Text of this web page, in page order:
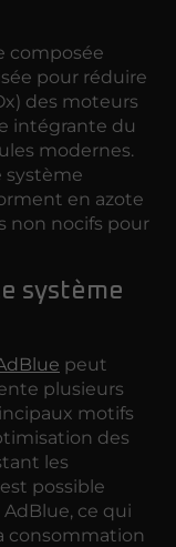
composée
pour réduire
des moteurs
intégrante du
modernes.
système
en azote
non nocifs pour
système
peut
plusieurs
motifs
des
les
possible
ce qui
consommation